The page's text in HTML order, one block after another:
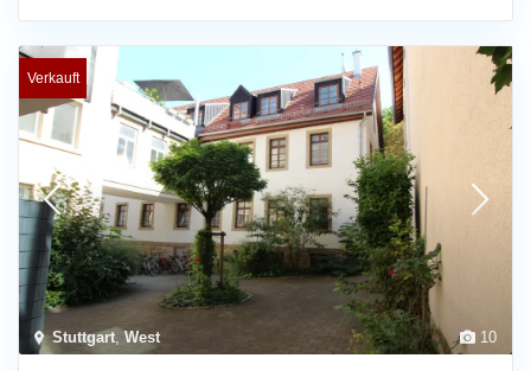
10
Stuttgart, West
Verkauft